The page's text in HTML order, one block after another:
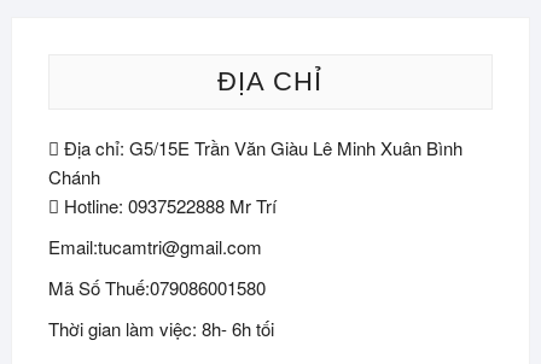
ĐỊA CHỈ
Địa chỉ: G5/15E Trần Văn Giàu Lê Minh Xuân Bình
Chánh
Hotline: 0937522888 Mr Trí
Email:tucamtri@gmail.com
Mã Số Thuế:079086001580
Thời gian làm việc: 8h- 6h tối